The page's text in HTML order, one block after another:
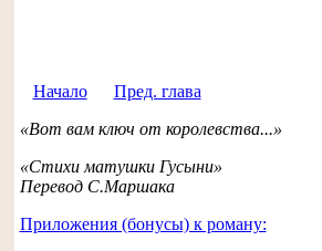
Начало
Пред. глава
«Вот вам ключ от королевства...»
«Стихи матушки Гусыни»
Перевод С.Маршака
Приложения (бонусы) к роману: